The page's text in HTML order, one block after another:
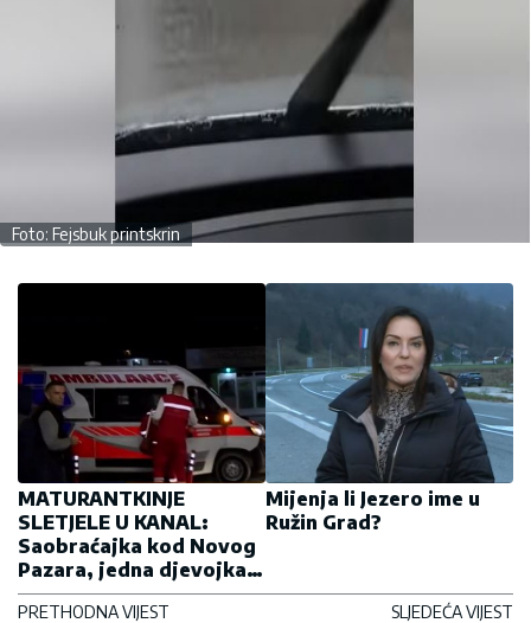
Foto: Fejsbuk printskrin
MATURANTKINJE
SLETJELE U KANAL:
Saobraćajka kod Novog
Pazara, jedna djevojka
teško povrijeđena
PRETHODNA VIJEST
Mijenja li Jezero ime u
Ružin Grad?
SLJEDEĆA VIJEST